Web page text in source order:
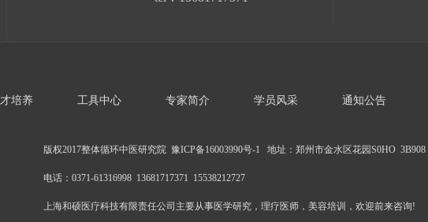
培养 工具中心 专家简介 学员风采 通知公告
版权2017整体循环中医研究院 豫ICP备16003990号-1 地址：郑州市金水区花园S0HO 3B908
电话：0371-61316998 13681717371 15538212727
上海和硕医疗科技有限责任公司主要从事医学研究，理疗医师，美容培训，欢迎前来咨询!